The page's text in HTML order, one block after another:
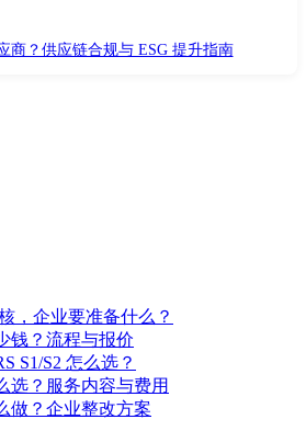
商？供应链合规与 ESG 提升指南
，企业要准备什么？
钱？流程与报价
S1/S2 怎么选？
选？服务内容与费用
做？企业整改方案